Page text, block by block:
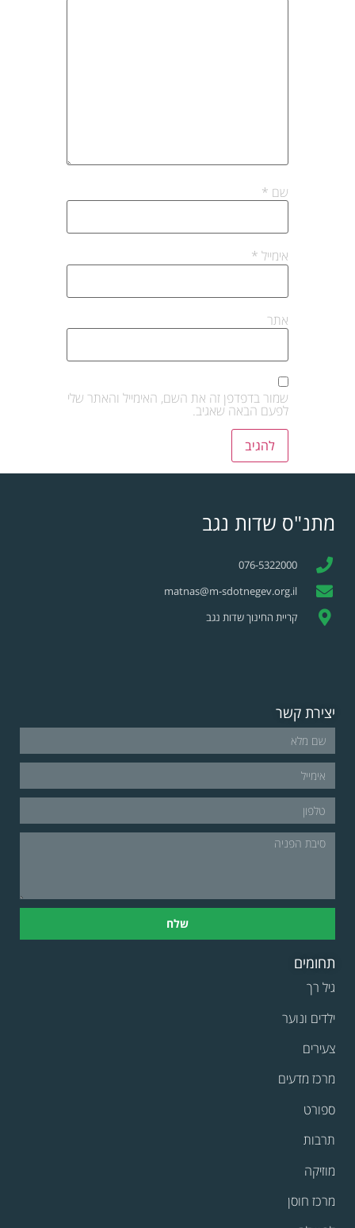
שם *
אימייל *
אתר
שמור בדפדפן זה את השם, האימייל והאתר שלי
לפעם הבאה שאגיב.
מתנ"ס שדות נגב
076-5322000
matnas@m-sdotnegev.org.il
קריית החינוך שדות נגב
יצירת קשר
שלח
תחומים
גיל רך
ילדים ונוער
צעירים
מרכז מדעים
ספורט
תרבות
מוזיקה
מרכז חוסן